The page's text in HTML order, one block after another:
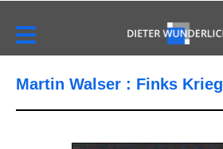
Martin Walser : Finks Krieg